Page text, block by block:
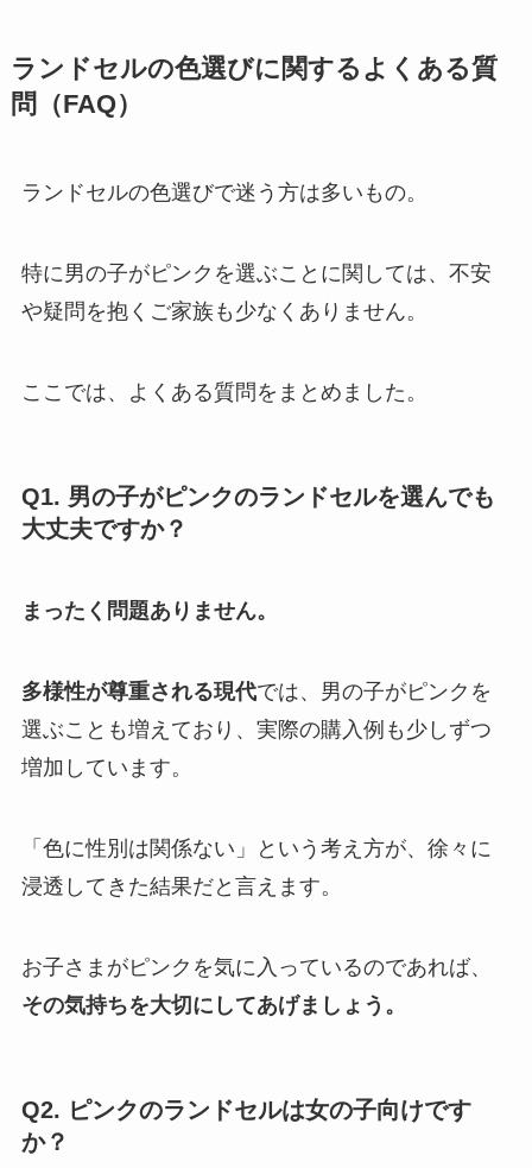
ランドセルの色選びに関するよくある質
問（FAQ）
ランドセルの色選びで迷う方は多いもの。
特に男の子がピンクを選ぶことに関しては、不安
や疑問を抱くご家族も少なくありません。
ここでは、よくある質問をまとめました。
Q1. 男の子がピンクのランドセルを選んでも
大丈夫ですか？
まったく問題ありません。
多様性が尊重される現代では、男の子がピンクを
選ぶことも増えており、実際の購入例も少しずつ
増加しています。
「色に性別は関係ない」という考え方が、徐々に
浸透してきた結果だと言えます。
お子さまがピンクを気に入っているのであれば、
その気持ちを大切にしてあげましょう。
Q2. ピンクのランドセルは女の子向けです
か？